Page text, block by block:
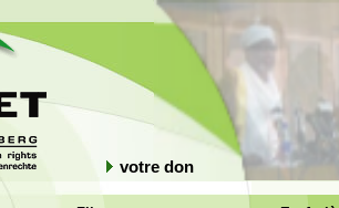
votre don